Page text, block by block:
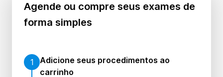
Agende ou compre seus exames de
forma simples
1
Adicione seus procedimentos ao
carrinho